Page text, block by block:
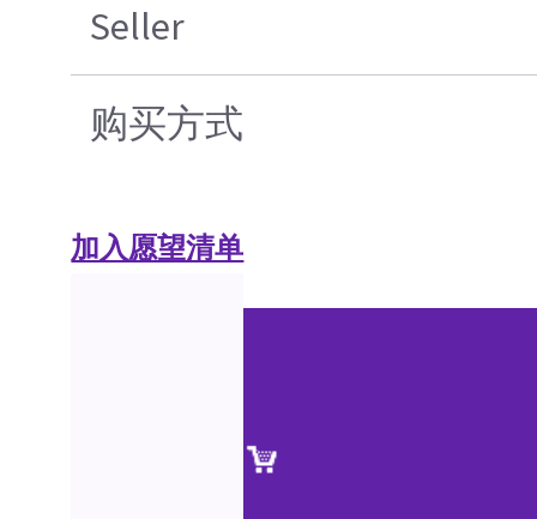
Seller
购买方式
加入愿望清单